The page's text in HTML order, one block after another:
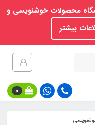
محصولات خوشنویسی و
بیشتر
0